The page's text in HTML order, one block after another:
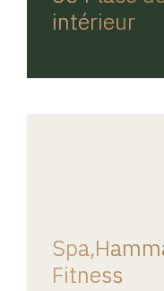
intérieur
Fitness